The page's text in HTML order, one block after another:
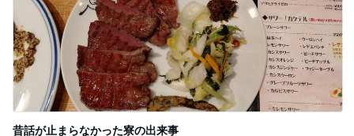
雨の日も暑い日も助かる遊び放題
Amebaトピックス 2日前
ジャンル人気記事ランキング
映画レビュー